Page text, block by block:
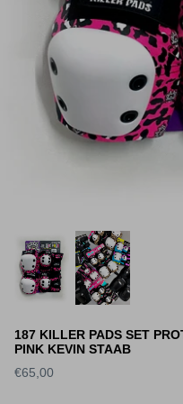
187 KILLER PADS SET
PINK KEVIN STAAB
€65,00